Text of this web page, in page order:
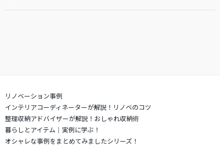
リノベーション事例
インテリアコーディネーターが解説！リノベのコツ
整理収納アドバイザーが解説！おしゃれ収納術
暮らしとアイテム｜実例に学ぶ！
オシャレな事例をまとめてみましたシリーズ！